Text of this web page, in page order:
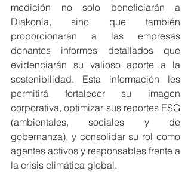
medición no solo beneficiarán a
Diakonía, sino que también
proporcionarán a las empresas
donantes informes detallados que
evidenciarán su valioso aporte a la
sostenibilidad. Esta información les
permitirá fortalecer su imagen
corporativa, optimizar sus reportes ESG
(ambientales, sociales y de
gobernanza), y consolidar su rol como
agentes activos y responsables frente a
la crisis climática global.